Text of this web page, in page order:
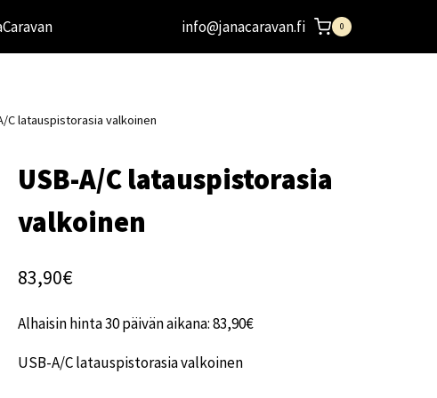
info@janacaravan.fi 0
C latauspistorasia valkoinen
USB-A/C latauspistorasia
valkoinen
83,90€
Alhaisin hinta 30 päivän aikana:83,90€
USB-A/C latauspistorasia valkoinen